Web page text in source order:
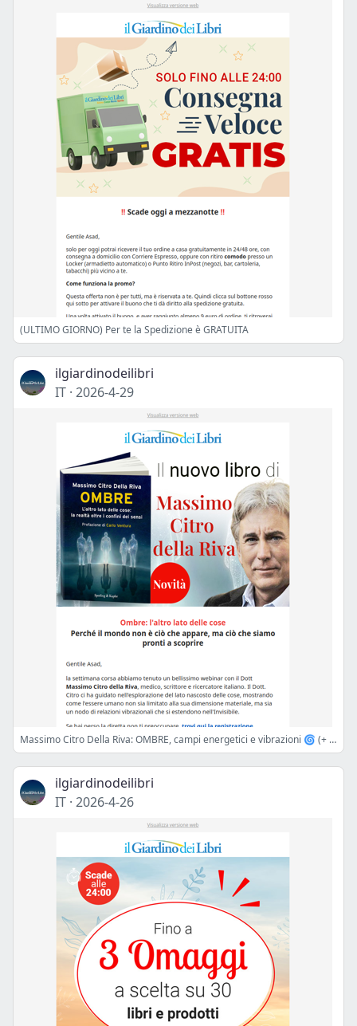
(ULTIMO GIORNO) Per te la Spedizione è GRATUITA
ilgiardinodeilibri
IT · 2026-4-29
Massimo Citro Della Riva: OMBRE, campi energetici e vibrazioni 🌀 (+ Webinar gratuito)
ilgiardinodeilibri
IT · 2026-4-26